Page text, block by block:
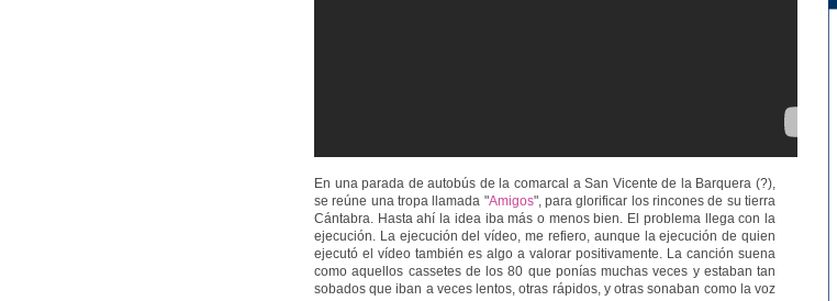
En una parada de autobús de la comarcal a San Vicente de la Barquera (?),
se reúne una tropa llamada "Amigos", para glorificar los rincones de su tierra
Cántabra. Hasta ahí la idea iba más o menos bien. El problema llega con la
ejecución. La ejecución del vídeo, me refiero, aunque la ejecución de quien
ejecutó el vídeo también es algo a valorar positivamente. La canción suena
como aquellos cassetes de los 80 que ponías muchas veces y estaban tan
sobados que iban a veces lentos, otras rápidos, y otras sonaban como la voz